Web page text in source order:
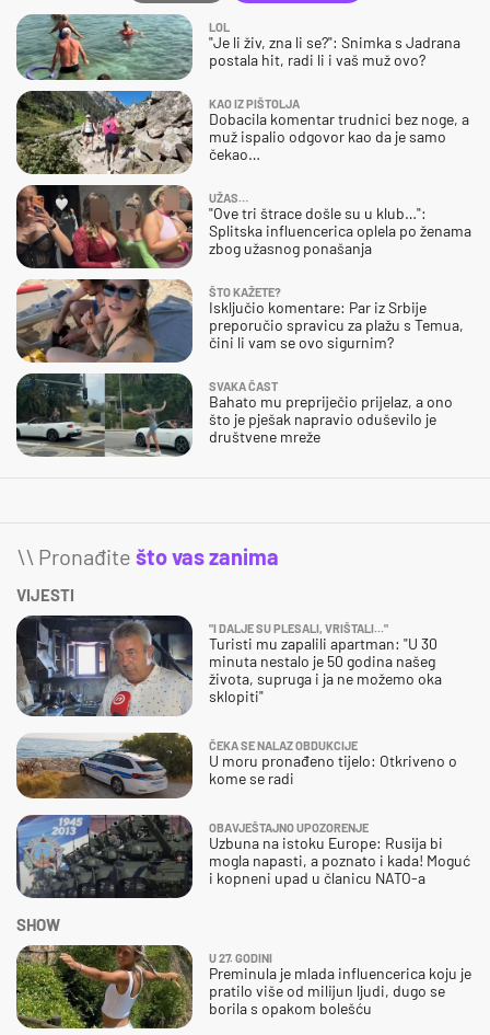
LOL
"Je li živ, zna li se?": Snimka s Jadrana
postala hit, radi li i vaš muž ovo?
KAO IZ PIŠTOLJA
Dobacila komentar trudnici bez noge, a
muž ispalio odgovor kao da je samo
čekao…
UŽAS…
"Ove tri štrace došle su u klub…":
Splitska influencerica oplela po ženama
zbog užasnog ponašanja
ŠTO KAŽETE?
Isključio komentare: Par iz Srbije
preporučio spravicu za plažu s Temua,
čini li vam se ovo sigurnim?
SVAKA ČAST
Bahato mu prepriječio prijelaz, a ono
što je pješak napravio oduševilo je
društvene mreže
\\ Pronađite što vas zanima
VIJESTI
"I DALJE SU PLESALI, VRIŠTALI..."
Turisti mu zapalili apartman: "U 30
minuta nestalo je 50 godina našeg
života, supruga i ja ne možemo oka
sklopiti"
ČEKA SE NALAZ OBDUKCIJE
U moru pronađeno tijelo: Otkriveno o
kome se radi
OBAVJEŠTAJNO UPOZORENJE
Uzbuna na istoku Europe: Rusija bi
mogla napasti, a poznato i kada! Moguć
i kopneni upad u članicu NATO-a
SHOW
U 27. GODINI
Preminula je mlada influencerica koju je
pratilo više od milijun ljudi, dugo se
borila s opakom bolešću